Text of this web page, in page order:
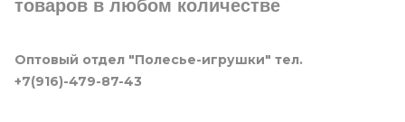
Оптовый отдел "Полесье-игрушки" тел.
+7(916)-479-87-43